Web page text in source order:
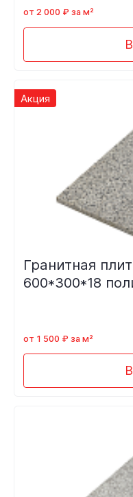
от 2 000 ₽ за м²
Акция
Гранитная
600*300*18
от 1 500 ₽ за м²